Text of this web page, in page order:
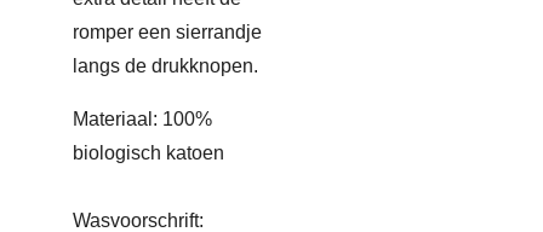
romper een sierrandje
langs de drukknopen.
Materiaal: 100%
biologisch katoen
Wasvoorschrift: